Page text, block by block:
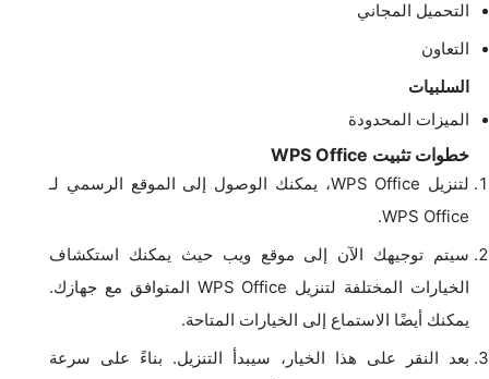
التحميل المجاني
التعاون
السلبيات
الميزات المحدودة
خطوات تثبيت WPS Office
لتنزيل WPS Office، يمكنك الوصول إلى الموقع الرسمي لـ
WPS Office.
سيتم توجيهك الآن إلى موقع ويب حيث يمكنك استكشاف
الخيارات المختلفة لتنزيل WPS Office المتوافق مع جهازك.
يمكنك أيضًا الاستماع إلى الخيارات المتاحة.
بعد النقر على هذا الخيار، سيبدأ التنزيل. بناءً على سرعة